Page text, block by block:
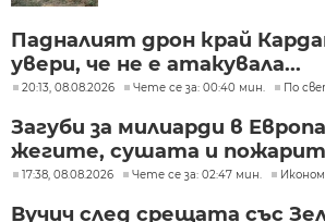
Падналият дрон край
увери, че не е атакувала...
20:13, 08.08.2026 Чете се за: 00:40 мин. По
Загуби за милиарди в
жегите, сушата и
17:38, 08.08.2026 Чете се за: 02:47 мин.
Вучич след срещата със